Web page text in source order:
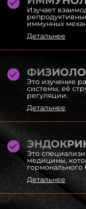
Изучает
иммунных
Детальнее
Это изучение
системы, её
регуляции.
Детальнее
Это
медицины,
гормонального
Детальнее